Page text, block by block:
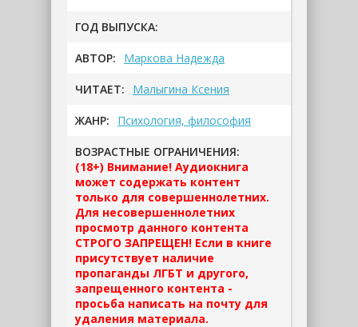
ГОД ВЫПУСКА:
АВТОР: Маркова Надежда
ЧИТАЕТ: Малыгина Ксения
ЖАНР: Психология, философия
ВОЗРАСТНЫЕ ОГРАНИЧЕНИЯ:
(18+) Внимание! Аудиокнига
может содержать контент
только для совершеннолетних.
Для несовершеннолетних
просмотр данного контента
СТРОГО ЗАПРЕЩЕН! Если в книге
присутствует наличие
пропаганды ЛГБТ и другого,
запрещенного контента -
просьба написать на почту для
удаления материала.